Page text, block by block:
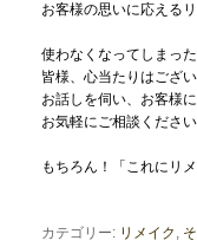
お客様の思いに応える
使わなくなってしまっ
皆様、心当たりはござ
お話しを伺い、お客様
お気軽にご相談くださ
もちろん！「これにリ
カテゴリー: リメイク ,